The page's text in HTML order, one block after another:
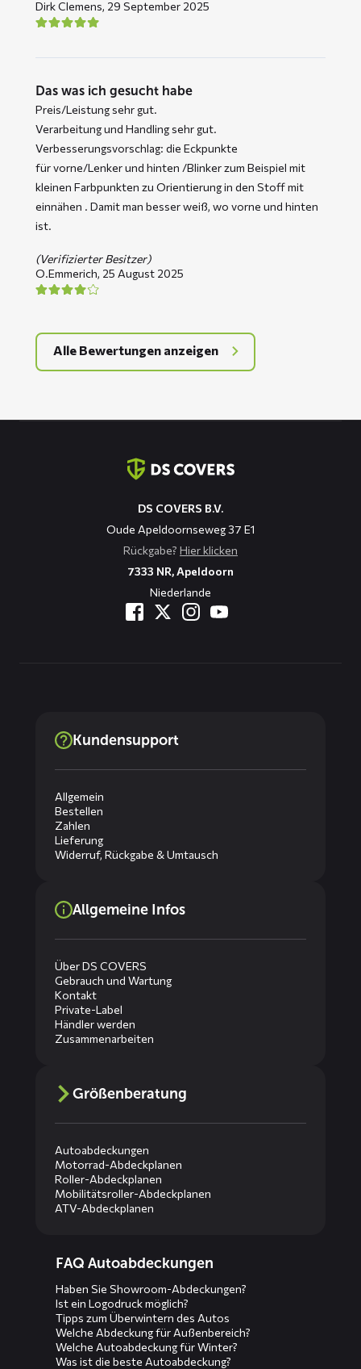
Dirk Clemens, 29 September 2025
Das was ich gesucht habe
Preis/Leistung sehr gut.
Verarbeitung und Handling sehr gut.
Verbesserungsvorschlag: die Eckpunkte
für vorne/Lenker und hinten /Blinker zum Beispiel mit
kleinen Farbpunkten zu Orientierung in den Stoff mit
einnähen . Damit man besser weiß, wo vorne und hinten
ist.
(Verifizierter Besitzer)
O.Emmerich, 25 August 2025
Alle Bewertungen anzeigen
DS COVERS B.V.
Oude Apeldoornseweg 37 E1
Rückgabe? Hier klicken
7333 NR, Apeldoorn
Niederlande
Kundensupport
Allgemein
Bestellen
Zahlen
Lieferung
Widerruf, Rückgabe & Umtausch
Allgemeine Infos
Über DS COVERS
Gebrauch und Wartung
Kontakt
Private-Label
Händler werden
Zusammenarbeiten
Größenberatung
Autoabdeckungen
Motorrad-Abdeckplanen
Roller-Abdeckplanen
Mobilitätsroller-Abdeckplanen
ATV-Abdeckplanen
menusFAQ Autoabdeckungen
Haben Sie Showroom-Abdeckungen?
Ist ein Logodruck möglich?
Tipps zum Überwintern des Autos
Welche Abdeckung für Außenbereich?
Welche Autoabdeckung für Winter?
Was ist die beste Autoabdeckung?